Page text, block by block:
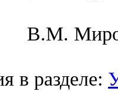
В.М.
в разделе: